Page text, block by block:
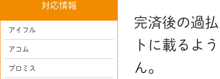
完済後の過
トに載るよ
ん。
対応情報
アイフル
アコム
プロミス